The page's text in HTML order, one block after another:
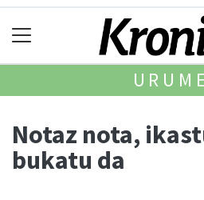
Notaz nota,
bukatu da